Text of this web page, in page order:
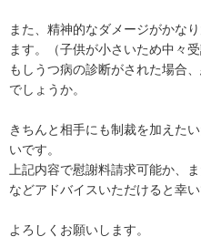
また、精神的なダメージがかな
ます。（子供が小さいため中々
もしうつ病の診断がされた場合
でしょうか。
きちんと相手にも制裁を加えた
いです。
上記内容で慰謝料請求可能か、
などアドバイスいただけると幸い
よろしくお願いします。